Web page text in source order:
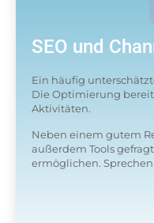
SEO und
Ein häufig
Die Optimierung
Aktivitäten.
Neben einem gutem
außerdem Tools
ermöglichen. Sprechen